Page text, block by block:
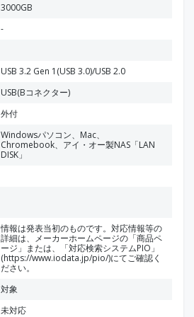
3000GB
-
USB 3.2 Gen 1(USB 3.0)/USB 2.0
USB(Bコネクター)
外付
Windowsパソコン、Mac、
Chromebook、アイ・オー製NAS「LAN
DISK」
情報は発表当初のものです。対応情報等の
詳細は、メーカーホームページの「商品ペ
ージ」または、「対応検索システムPIO」
(https://www.iodata.jp/pio/)にてご確認く
ださい。
対象
未対応